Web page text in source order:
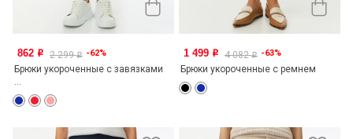
862 o 2 299o -62%
Брюки укороченные с завязками
1 499 o 4 082o -63%
Брюки укороченные с ремнем